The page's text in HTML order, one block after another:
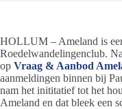
HOLLUM – Ameland is
Roedelwandelingenclub.
op Vraag & Aanbod
aanmeldingen binnen bij
nam het inititatief tot het
Ameland en dat bleek een